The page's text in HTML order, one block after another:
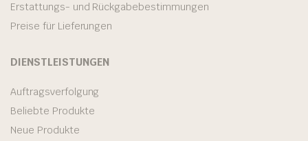
Erstattungs- und Rückgabebestimmungen
Preise für Lieferungen
DIENSTLEISTUNGEN
Auftragsverfolgung
Beliebte Produkte
Neue Produkte